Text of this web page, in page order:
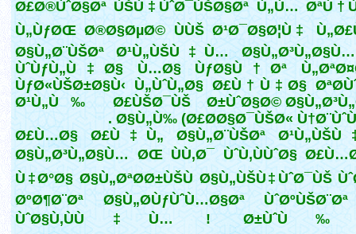
Ø£Ø®ÙˆØ§Øª ÙŠÙ‡ÙˆØ¯ÙŠØ§Øª Ù„Ù…
Ù„ÙƒØŒ Ø®Ø§ØµØ© ÙÙŠ Ø¹Ø¯Ø§Ø¦Ù‡
Ø§Ù„Ø¨ÙŠØª Ø¹Ù„ÙŠÙ‡Ù…
ÙˆÙƒÙ„Ù‡Ø§ Ù…Ø§ ÙƒØ§Ù†Øª
ÙƒØ«ÙŠØ±Ø§Ù‹ Ù„ÙˆÙ„Ø§ Ø£Ù†Ù‡Ø§
Ø¹Ù„Ù‰ Ø£ÙŠØ¯ÙŠ Ø±ÙˆØ§Ø©
Ø§Ù„Ù‰ (Ø£Ø­Ø§Ø¯ÙŠØ«
Ø£Ù…Ø§ Ø£Ù‡Ù„ Ø§Ù„Ø¨ÙŠØª
Ø§Ù„Ø³Ù„Ø§Ù… ØŒ ÙÙ‚Ø¯ ÙˆÙ‚ÙÙˆØ§
Ù‡Ø°Ø§ Ø§Ù„ØªØ­Ø±ÙŠÙ Ø§Ù„ÙŠÙ‡ÙˆØ¯ÙŠ
ØºØ¶Ø¨Øª Ø§Ù„Ø­ÙƒÙˆÙ…Ø§Øª
ÙˆØ§Ù‚ÙÙ‡Ù… ! Ø±ÙˆÙ‰